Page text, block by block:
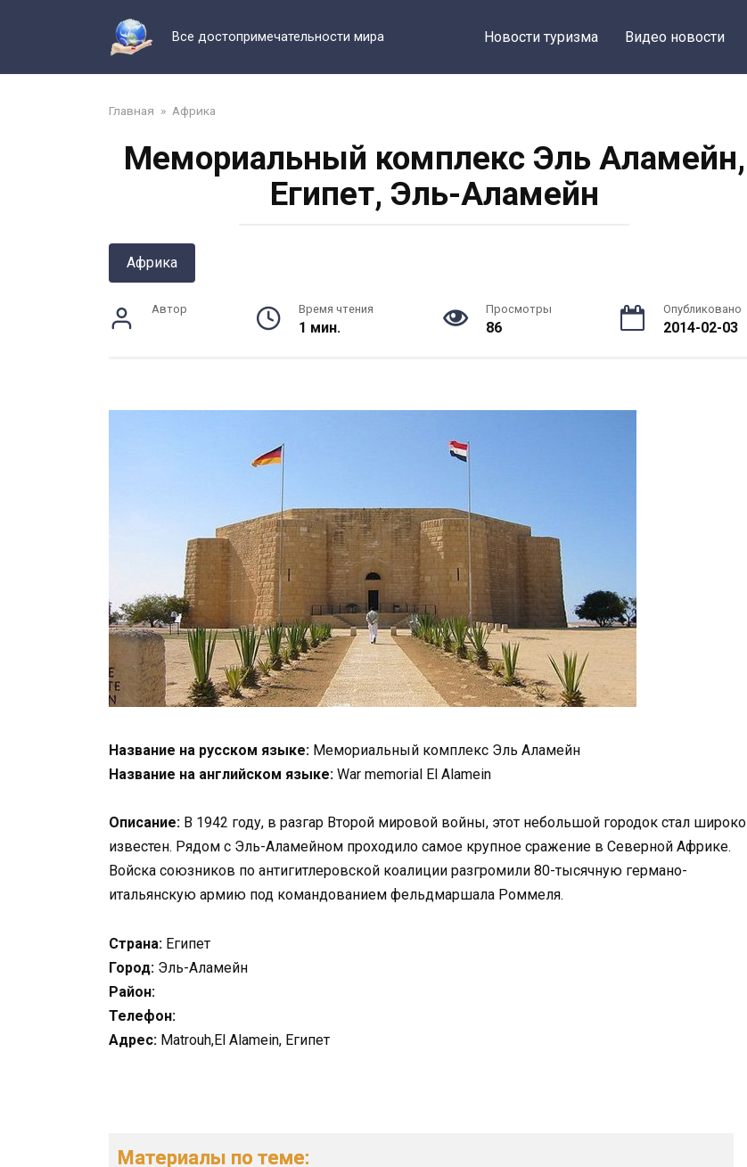
Все достопримечательности мира Новости туризма Видео новости
Главная » Африка
Мемориальный комплекс Эль Аламейн,
Египет, Эль-Аламейн
Африка
Автор Время чтения
1 мин.
Просмотры
86
Опубликовано
2014-02-03
Название на русском языке: Мемориальный комплекс Эль Аламейн
Название на английском языке: War memorial El Alamein
Описание: В 1942 году, в разгар Второй мировой войны, этот небольшой городок стал широко
известен. Рядом с Эль-Аламейном проходило самое крупное сражение в Северной Африке.
Войска союзников по антигитлеровской коалиции разгромили 80-тысячную германо-
итальянскую армию под командованием фельдмаршала Роммеля.
Страна: Египет
Город: Эль-Аламейн
Район:
Телефон:
Адрес: Matrouh,El Alamein, Египет
Материалы по теме: